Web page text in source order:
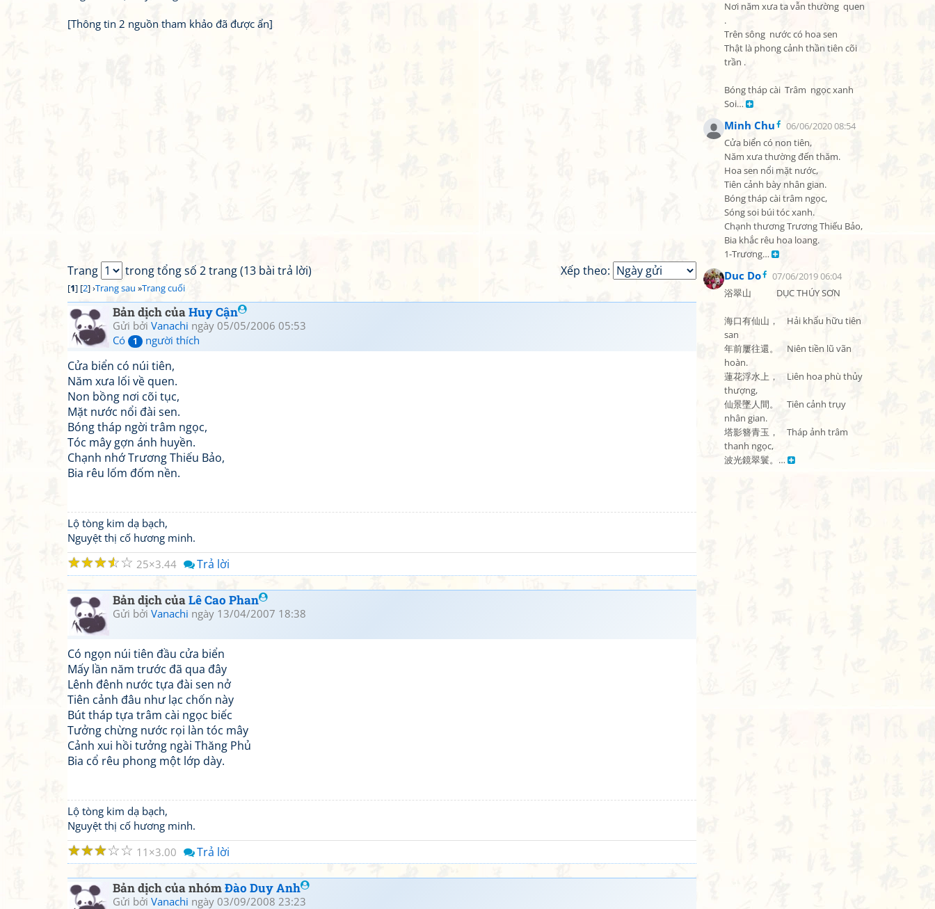
Nơi năm xưa ta vẫn thường  quen
.
Trên sông  nước có hoa sen
Thật là phong cảnh thần tiên cõi
trần .
Bóng tháp cài  Trâm  ngọc xanh
Soi…
Minh Chu
06/06/2020 08:54
Cửa biển có non tiên,
Năm xưa thường đến thăm.
Hoa sen nổi mặt nước,
Tiên cảnh bày nhân gian.
Bóng tháp cài trâm ngọc,
Sóng soi búi tóc xanh.
Chạnh thương Trương Thiếu Bảo,
Bia khắc rêu hoa loang.
1-Trương…
Duc Do
07/06/2019 06:04
浴翠山            DỤC THÚY SƠN
海口有仙山，    Hải khẩu hữu tiên
san
年前屢往還。    Niên tiền lũ vãn
hoàn.
蓮花浮水上，    Liên hoa phù thủy
thượng,
仙景墜人間。    Tiên cảnh trụy
nhân gian.
塔影簪青玉，    Tháp ảnh trâm
thanh ngọc,
波光鏡翠鬟。…
[Thông tin 2 nguồn tham khảo đã được ẩn]
Xếp theo:
Trang trong tổng số 2 trang (13 bài trả lời)
[1] [2] ›Trang sau »Trang cuối
Bản dịch củaHuy Cận
Gửi bởi Vanachi ngày 05/05/2006 05:53
Có
1 người thích
Cửa biển có núi tiên,
Năm xưa lối về quen.
Non bồng nơi cõi tục,
Mặt nước nổi đài sen.
Bóng tháp ngời trâm ngọc,
Tóc mây gợn ánh huyền.
Chạnh nhớ Trương Thiếu Bảo,
Bia rêu lốm đốm nền.
Lộ tòng kim dạ bạch,
Nguyệt thị cố hương minh.
☆
☆
☆
☆
☆ 25 3.44 Trả lời
Bản dịch củaLê Cao Phan
Gửi bởi Vanachi ngày 13/04/2007 18:38
Có ngọn núi tiên đầu cửa biển
Mấy lần năm trước đã qua đây
Lênh đênh nước tựa đài sen nở
Tiên cảnh đâu như lạc chốn này
Bút tháp tựa trâm cài ngọc biếc
Tưởng chừng nước rọi làn tóc mây
Cảnh xui hồi tưởng ngài Thăng Phủ
Bia cổ rêu phong một lớp dày.
Lộ tòng kim dạ bạch,
Nguyệt thị cố hương minh.
☆
☆
☆
☆
☆ 11 3.00 Trả lời
Bản dịch của nhómĐào Duy Anh
Gửi bởi Vanachi ngày 03/09/2008 23:23